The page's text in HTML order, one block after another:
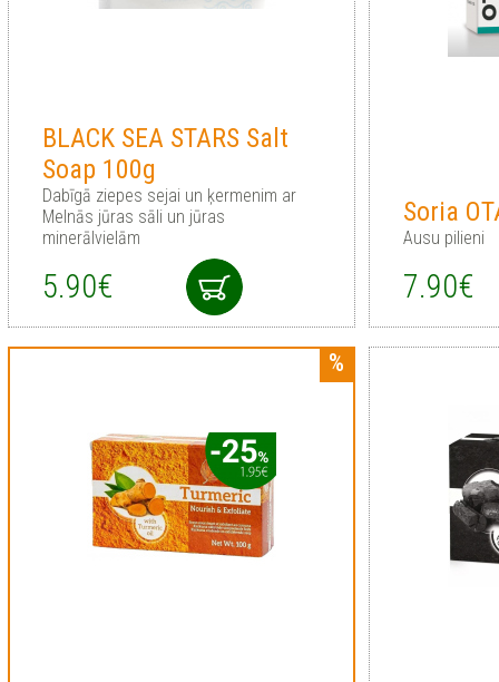
BLACK SEA STARS Salt
Soap 100g
Dabīgā ziepes sejai un ķermenim ar
Melnās jūras sāli un jūras
minerālvielām
5.90€
Soria
Ausu pilieni
7.90€